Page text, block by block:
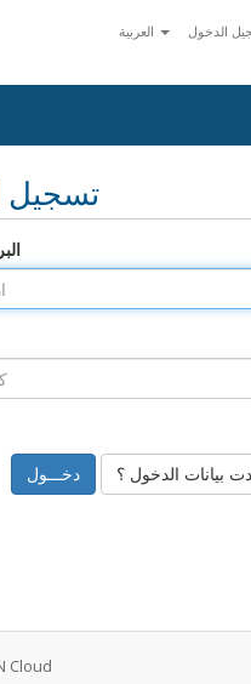
الدخول
تسجيل
بيانات الدخول ؟
Cloud